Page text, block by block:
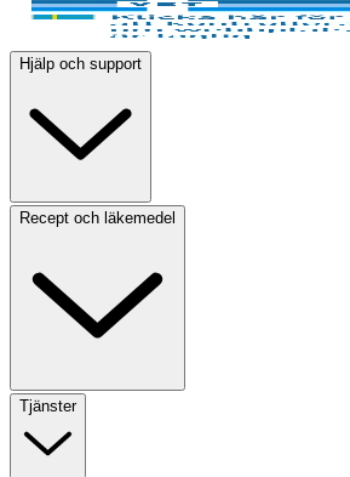
Hjälp och support
Recept och läkemedel
Tjänster